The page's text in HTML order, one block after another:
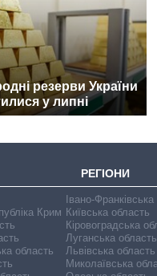
резерви України
у липні
РЕГІОНИ
Крим
область
Івано-
Київська область
Кіровоградська
Луганська область
Львівська область
Миколаївська